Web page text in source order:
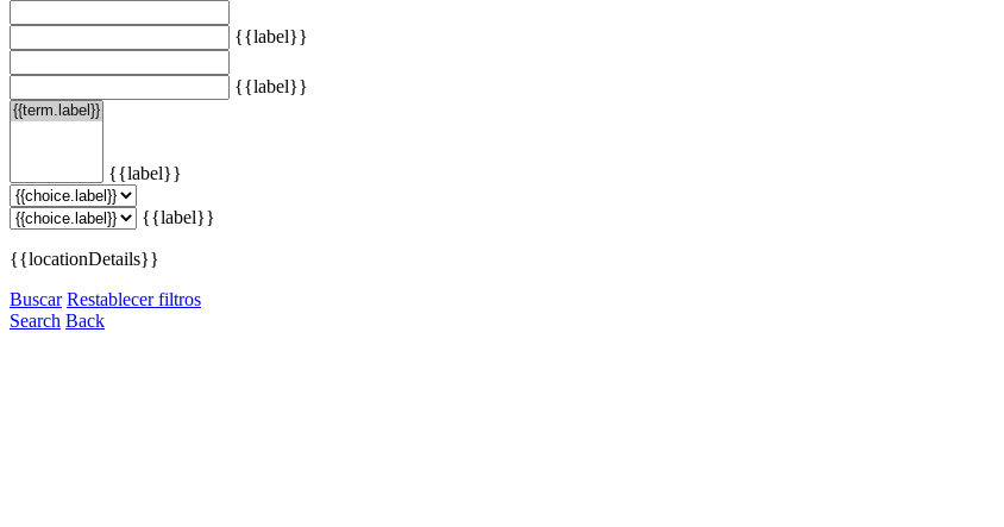
{{label}}
{{label}}
{{label}}
{{label}}
{{locationDetails}}
Buscar Restablecer filtros
Search Back